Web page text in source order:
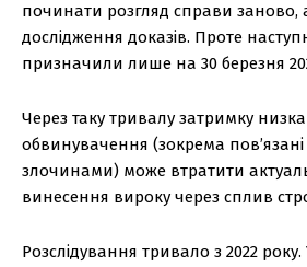
починати розгляд справи заново,
дослідження доказів. Проте
призначили лише на 30 березня
Через таку тривалу затримку низка
обвинувачення (зокрема
злочинами) може втратити
винесення вироку через сплив
Розслідування тривало з 2022 року.